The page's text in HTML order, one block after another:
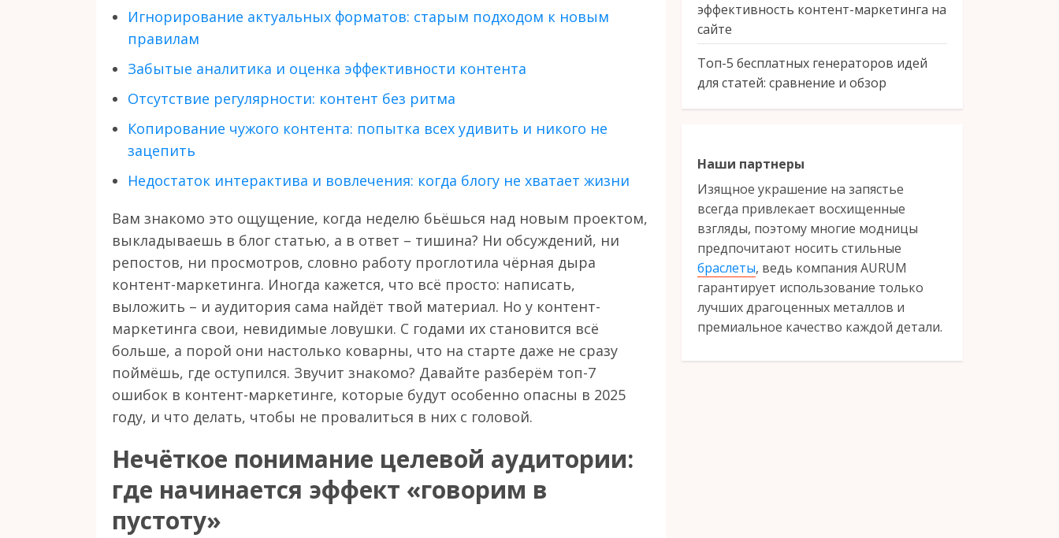
Игнорирование актуальных форматов: старым подходом к новым
правилам
Забытые аналитика и оценка эффективности контента
Отсутствие регулярности: контент без ритма
Копирование чужого контента: попытка всех удивить и никого не
зацепить
Недостаток интерактива и вовлечения: когда блогу не хватает жизни
Вам знакомо это ощущение, когда неделю бьёшься над новым проектом,
выкладываешь в блог статью, а в ответ – тишина? Ни обсуждений, ни
репостов, ни просмотров, словно работу проглотила чёрная дыра
контент-маркетинга. Иногда кажется, что всё просто: написать,
выложить – и аудитория сама найдёт твой материал. Но у контент-
маркетинга свои, невидимые ловушки. С годами их становится всё
больше, а порой они настолько коварны, что на старте даже не сразу
поймёшь, где оступился. Звучит знакомо? Давайте разберём топ-7
ошибок в контент-маркетинге, которые будут особенно опасны в 2025
году, и что делать, чтобы не провалиться в них с головой.
Нечёткое понимание целевой аудитории:
где начинается эффект «говорим в
пустоту»
эффективность контент-маркетинга на
сайте
Топ-5 бесплатных генераторов идей
для статей: сравнение и обзор
Наши партнеры
Изящное украшение на запястье
всегда привлекает восхищенные
взгляды, поэтому многие модницы
предпочитают носить стильные
браслеты, ведь компания AURUM
гарантирует использование только
лучших драгоценных металлов и
премиальное качество каждой детали.